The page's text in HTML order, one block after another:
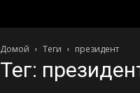
Домой Теги президент
Тег: